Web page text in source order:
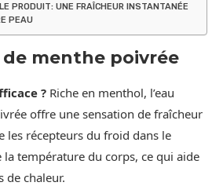
PRODUIT: UNE FRAÎCHEUR INSTANTANÉE
PEAU
de menthe poivrée
? Riche en menthol, l’eau
offre une sensation de fraîcheur
les récepteurs du froid dans le
température du corps, ce qui aide
de chaleur.